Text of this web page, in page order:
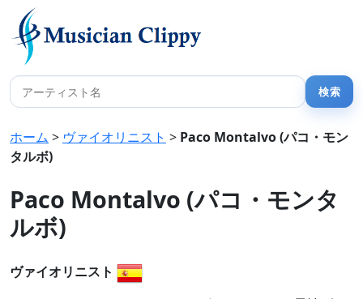
ホーム > ヴァイオリニスト > Paco Montalvo (パコ・モン
タルボ)
Paco Montalvo (パコ・モンタ
ルボ)
ヴァイオリニスト